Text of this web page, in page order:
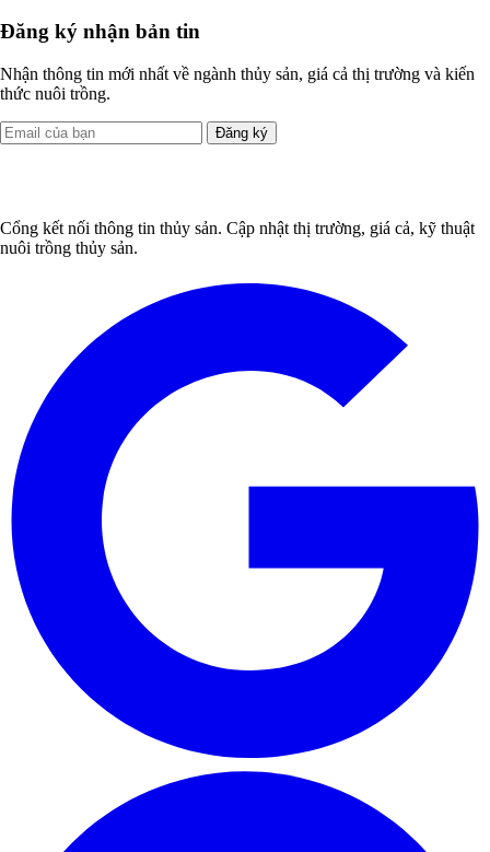
Đăng ký nhận bản tin
Nhận thông tin mới nhất về ngành thủy sản, giá cả thị trường và kiến
thức nuôi trồng.
Đăng ký
Cổng kết nối thông tin thủy sản. Cập nhật thị trường, giá cả, kỹ thuật
nuôi trồng thủy sản.